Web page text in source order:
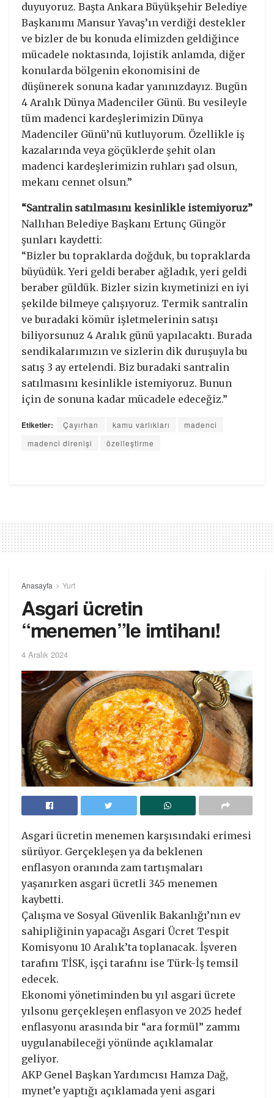
duyuyoruz. Başta Ankara Büyükşehir Belediye
Başkanımı Mansur Yavaş’ın verdiği destekler
ve bizler de bu konuda elimizden geldiğince
mücadele noktasında, lojistik anlamda, diğer
konularda bölgenin ekonomisini de
düşünerek sonuna kadar yanınızdayız. Bugün
4 Aralık Dünya Madenciler Günü. Bu vesileyle
tüm madenci kardeşlerimizin Dünya
Madenciler Günü’nü kutluyorum. Özellikle iş
kazalarında veya göçüklerde şehit olan
madenci kardeşlerimizin ruhları şad olsun,
mekanı cennet olsun.”
“Santralin satılmasını kesinlikle istemiyoruz”
Nallıhan Belediye Başkanı Ertunç Güngör
şunları kaydetti:
“Bizler bu topraklarda doğduk, bu topraklarda
büyüdük. Yeri geldi beraber ağladık, yeri geldi
beraber güldük. Bizler sizin kıymetinizi en iyi
şekilde bilmeye çalışıyoruz. Termik santralin
ve buradaki kömür işletmelerinin satışı
biliyorsunuz 4 Aralık günü yapılacaktı. Burada
sendikalarımızın ve sizlerin dik duruşuyla bu
satış 3 ay ertelendi. Biz buradaki santralin
satılmasını kesinlikle istemiyoruz. Bunun
için de sonuna kadar mücadele edeceğiz.”
Etiketler: Çayırhan kamu varlıkları
madenci
madenci direnişi
özelleştirme
Anasayfa Yurt
Asgari ücretin
“menemen”le imtihanı!
4 Aralık 2024
Asgari ücretin menemen karşısındaki erimesi
sürüyor. Gerçekleşen ya da beklenen
enflasyon oranında zam tartışmaları
yaşanırken asgari ücretli 345 menemen
kaybetti.
Çalışma ve Sosyal Güvenlik Bakanlığı’nın ev
sahipliğinin yapacağı Asgari Ücret Tespit
Komisyonu 10 Aralık’ta toplanacak. İşveren
tarafını TİSK, işçi tarafını ise Türk-İş temsil
edecek.
Ekonomi yönetiminden bu yıl asgari ücrete
yılsonu gerçekleşen enflasyon ve 2025 hedef
enflasyonu arasında bir “ara formül” zammı
uygulanabileceği yönünde açıklamalar
geliyor.
AKP Genel Başkan Yardımcısı Hamza Dağ,
mynet’e yaptığı açıklamada yeni asgari